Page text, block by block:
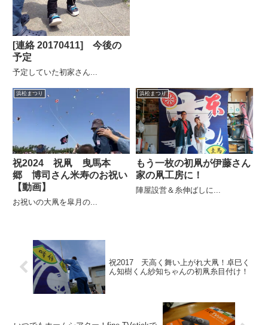
[連絡 20170411] 今後の
予定
予定していた初家さん...
浜松まつり
祝2024 祝凧 曳馬本
郷 博司さん米寿のお祝い
【動画】
お祝いの大凧を皐月の...
浜松まつり
もう一枚の初凧が伊藤さん
家の凧工房に！
陣屋設営＆糸伸ばしに...
祝2017 天高く舞い上がれ大凧！卓巳く
ん知樹くん紗知ちゃんの初凧糸目付け！